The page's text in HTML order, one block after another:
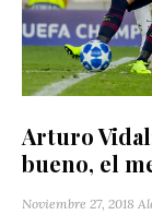
Arturo
bueno, el
Noviembre 27, 2018